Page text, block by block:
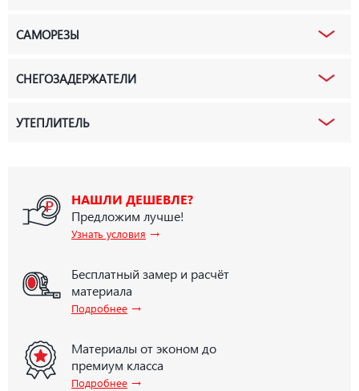
САМОРЕЗЫ
СНЕГОЗАДЕРЖАТЕЛИ
УТЕПЛИТЕЛЬ
НАШЛИ ДЕШЕВЛЕ?
Предложим лучше!
Узнать условия →
Бесплатный замер и расчёт
материала
Подробнее →
Материалы от эконом до
премиум класса
Подробнее →